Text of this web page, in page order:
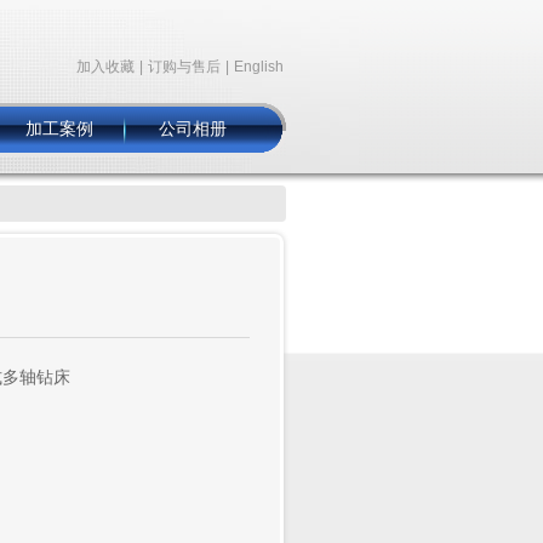
加入收藏 订购与售后 English
加工案例 公司相册
轴钻床